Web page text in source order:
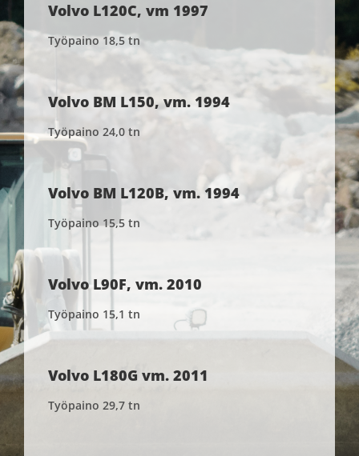
Volvo L120C, vm 1997
Työpaino 18,5 tn
Volvo BM L150, vm. 1994
Työpaino 24,0 tn
Volvo BM L120B, vm. 1994
Työpaino 15,5 tn
Volvo L90F, vm. 2010
Työpaino 15,1 tn
Volvo L180G vm. 2011
Työpaino 29,7 tn